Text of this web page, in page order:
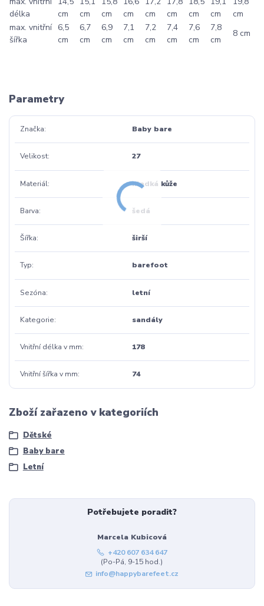
délka
cm
cm
cm
cm
cm
cm
cm
cm
cm
max. vnitřní
šířka
6,5
cm
6,7
cm
6,9
cm
7,1
cm
7,2
cm
7,4
cm
7,6
cm
7,8
cm
8 cm
Parametry
Značka Baby bare
Velikost 27
Materiál hladká kůže
Barva šedá
Šířka širší
Typ barefoot
Sezóna letní
Kategorie sandály
Vnitřní délka v mm 178
Vnitřní šířka v mm 74
Zboží zařazeno v kategoriích
Dětské
Baby bare
Letní
Potřebujete poradit?
Marcela Kubicová
+420 607 634 647
(Po-Pá, 9-15 hod.)
info@happybarefeet.cz